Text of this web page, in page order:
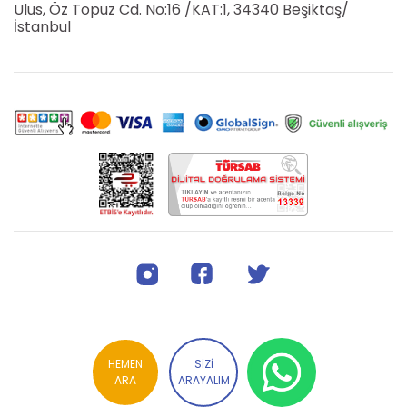
Ulus, Öz Topuz Cd. No:16 /KAT:1, 34340 Beşiktaş/
İstanbul
HEMEN
ARA
SİZİ
ARAYALIM